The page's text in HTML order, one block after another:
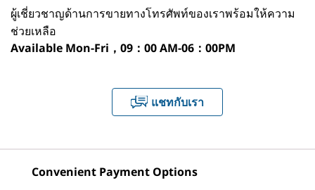
จอแสดงผล OLED ขนาด 14
สูงสุด 32GB LPDDR5X ช่องสัญญาณคู่, 9600MT/s
ที่เก็บข้อมูล
2nd SSD Slot: 2242/2280
2-USB-C® (Thunderbolt™ 4, USB 40Gbps)
ร้านค้า
Explore All Laptops
ผู้เชี่ยวชาญด้านการขายทางโทรศัพท์ของเราพร้อมให้ความ
ช่วยเหลือ
Available Mon-Fri，09：00 AM-06：00PM
แชทกับเรา
Convenient Payment Options